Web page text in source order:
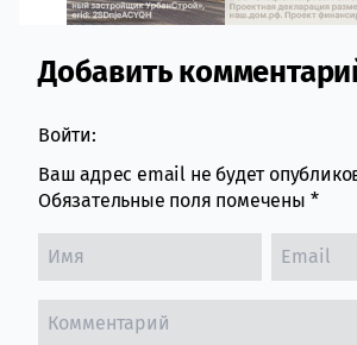
Comment section
Добавить
Войти:
Ваш адрес email не будет
Обязательные поля помечены *